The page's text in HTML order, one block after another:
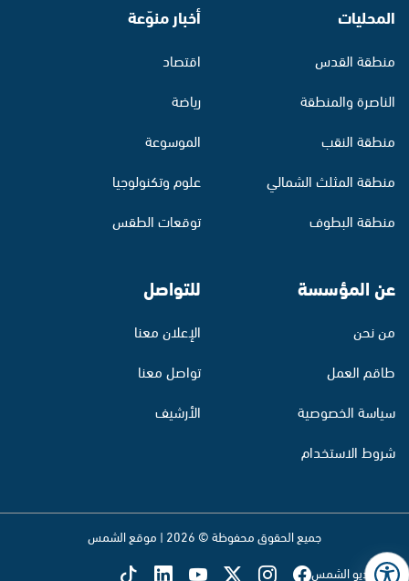
المحليات
منطقة القدس
الناصرة والمنطقة
منطقة النقب
منطقة المثلث الشمالي
منطقة البطوف
أخبار منوّعة
اقتصاد
رياضة
الموسوعة
علوم وتكنولوجيا
توقعات الطقس
عن المؤسسة
من نحن
طاقم العمل
سياسة الخصوصية
شروط الاستخدام
للتواصل
الإعلان معنا
تواصل معنا
الأرشيف
جميع الحقوق محفوظة © 2026 | موقع الشمس
تابع راديو الشمس